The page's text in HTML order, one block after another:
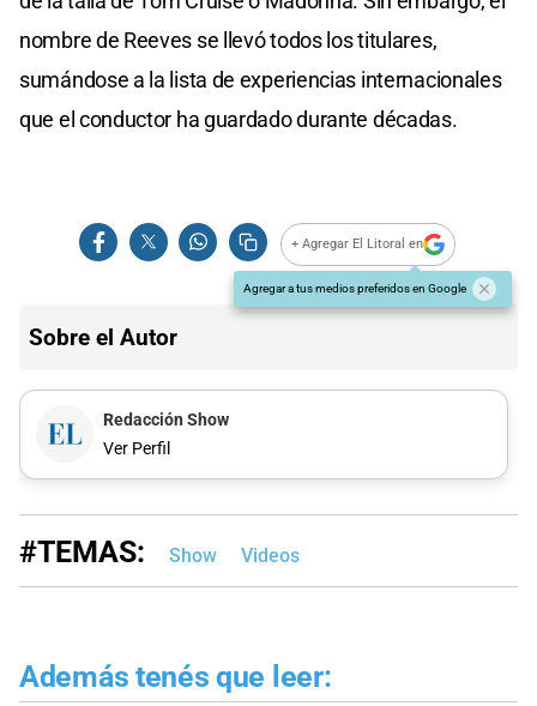
nombre de Reeves se llevó todos los titulares,
sumándose a la lista de experiencias internacionales
que el conductor ha guardado durante décadas.
+ Agregar El Litoral en
Agregar a tus medios preferidos en Google
Sobre el Autor
Redacción Show
Ver Perfil
#TEMAS: Show Videos
Además tenés que leer: